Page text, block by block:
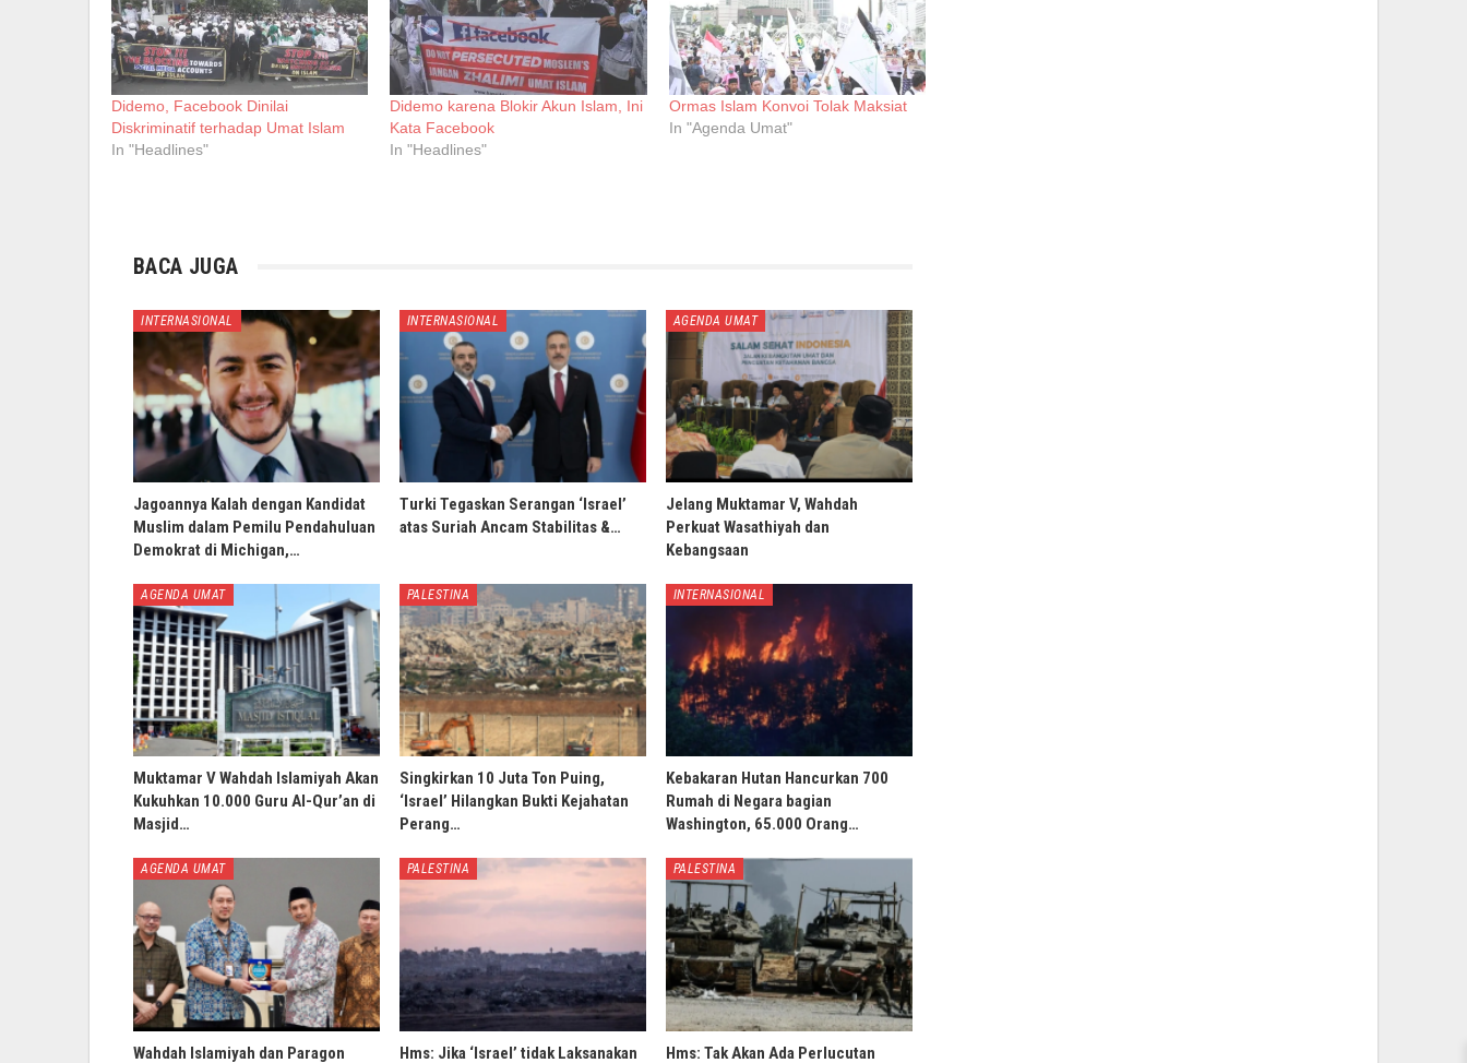
Didemo, Facebook Dinilai
Diskriminatif terhadap Umat Islam
In "Headlines"
Didemo karena Blokir Akun Islam, Ini
Kata Facebook
In "Headlines"
Ormas Islam Konvoi Tolak Maksiat
In "Agenda Umat"
BACA JUGA
INTERNASIONAL
Jagoannya Kalah dengan Kandidat
Muslim dalam Pemilu Pendahuluan
Demokrat di Michigan,…
INTERNASIONAL
Turki Tegaskan Serangan ‘Israel’
atas Suriah Ancam Stabilitas &…
AGENDA UMAT
Jelang Muktamar V, Wahdah
Perkuat Wasathiyah dan
Kebangsaan
AGENDA UMAT
Muktamar V Wahdah Islamiyah Akan
Kukuhkan 10.000 Guru Al-Qur’an di
Masjid…
PALESTINA
Singkirkan 10 Juta Ton Puing,
‘Israel’ Hilangkan Bukti Kejahatan
Perang…
INTERNASIONAL
Kebakaran Hutan Hancurkan 700
Rumah di Negara bagian
Washington, 65.000 Orang…
AGENDA UMAT
Wahdah Islamiyah dan Paragon
PALESTINA
Hms: Jika ‘Israel’ tidak Laksanakan
PALESTINA
Hms: Tak Akan Ada Perlucutan